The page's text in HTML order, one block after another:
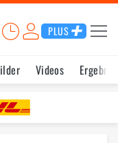
PLUS
Videos